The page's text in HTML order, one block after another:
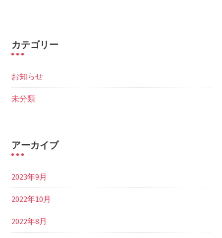
カテゴリー
お知らせ
未分類
アーカイブ
2023年9月
2022年10月
2022年8月